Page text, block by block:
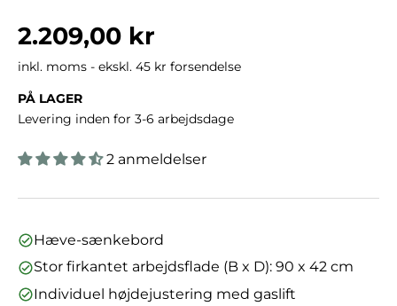
Normalpris
2.209,00 kr
inkl. moms - ekskl. 45 kr forsendelse
PÅ LAGER
Levering inden for 3-6 arbejdsdage
2 anmeldelser
Hæve-sænkebord
Stor firkantet arbejdsflade (B x D): 90 x 42 cm
Individuel højdejustering med gaslift